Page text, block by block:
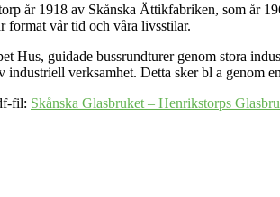
år 1918 av Skånska Ättikfabriken, som år
format vår tid och våra livsstilar.
Hus, guidade bussrundturer genom stora
industriell verksamhet. Detta sker bl a genom
fil: Skånska Glasbruket – Henrikstorps